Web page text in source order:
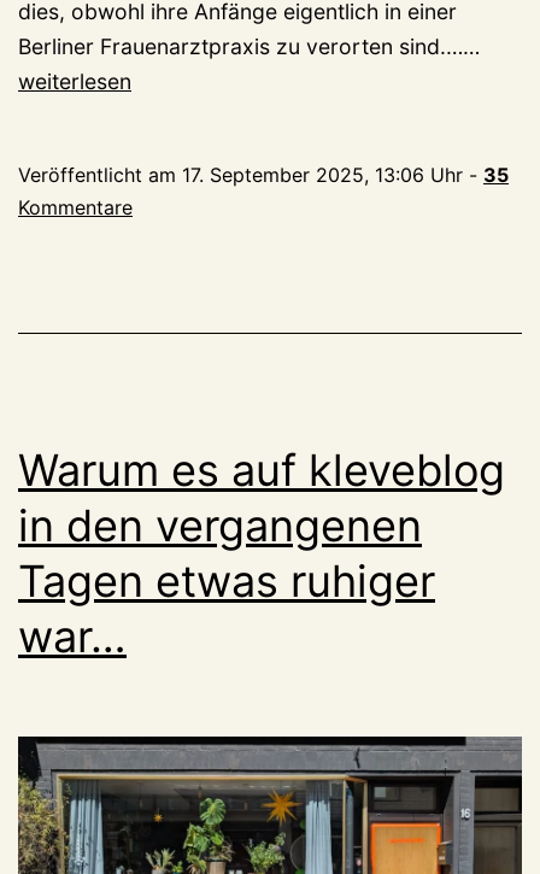
dies, obwohl ihre Anfänge eigentlich in einer
Berliner Frauenarztpraxis zu verorten sind.……
weiterlesen
Veröffentlicht am 17. September 2025, 13:06 Uhr - 35
Kommentare
Warum es auf kleveblog
in den vergangenen
Tagen etwas ruhiger
war…